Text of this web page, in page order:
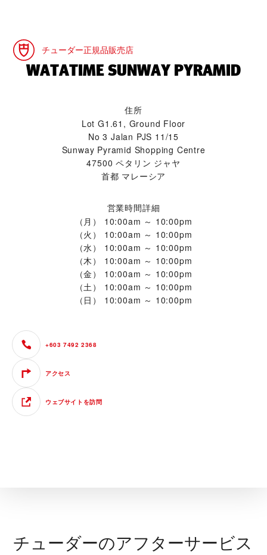
チューダー正規品販売店
‭WATATIME SUNWAY PYRAMID‬
住所
Lot G1.61, Ground Floor
No 3 Jalan PJS 11/15
Sunway Pyramid Shopping Centre
47500 ペタリン ジャヤ
首都 マレーシア
営業時間詳細
（月）
10:00am ～ 10:00pm
（火）
10:00am ～ 10:00pm
（水）
10:00am ～ 10:00pm
（木）
10:00am ～ 10:00pm
（金）
10:00am ～ 10:00pm
（土）
10:00am ～ 10:00pm
（日）
10:00am ～ 10:00pm
+603 7492 2368
アクセス
ウェブサイトを訪問
チューダーのアフターサービス